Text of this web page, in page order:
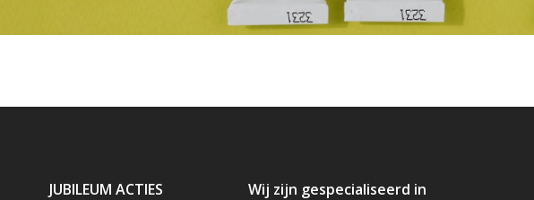
JUBILEUM ACTIES
Wij zijn gespecialiseerd in